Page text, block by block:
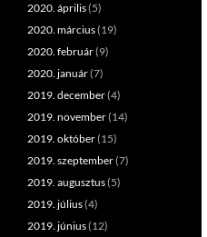
2020. április(5)
2020. március(19)
2020. február(9)
2020. január(7)
2019. december(4)
2019. november(14)
2019. október(15)
2019. szeptember(7)
2019. augusztus(5)
2019. július(4)
2019. június(12)